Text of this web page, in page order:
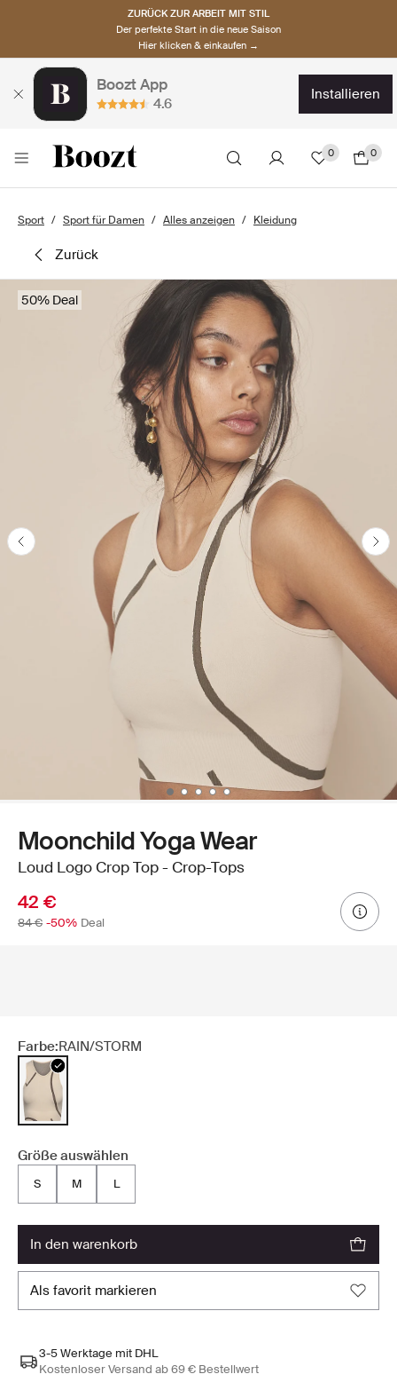
ZURÜCK ZUR ARBEIT MIT STIL
Der perfekte Start in die neue Saison
Hier klicken & einkaufen →
Boozt App
4.6
installieren
0 0
Sport Sport für Damen Alles anzeigen Kleidung
zurück
50% Deal
Moonchild Yoga Wear
Loud Logo Crop Top - Crop-Tops
42 €
84 € -50% Deal
Farbe:RAIN/STORM
Größe auswählen
S M L
in den warenkorb
als favorit markieren
3-5 Werktage mit DHL
Kostenloser Versand ab 69 € Bestellwert